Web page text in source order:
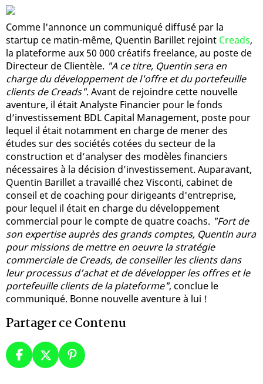
Comme l'annonce un communiqué diffusé par la
startup ce matin-même, Quentin Barillet rejoint Creads,
la plateforme aux 50 000 créatifs freelance, au poste de
Directeur de Clientèle. "A ce titre, Quentin sera en
charge du développement de l'offre et du portefeuille
clients de Creads". Avant de rejoindre cette nouvelle
aventure, il était Analyste Financier pour le fonds
d’investissement BDL Capital Management, poste pour
lequel il était notamment en charge de mener des
études sur des sociétés cotées du secteur de la
construction et d’analyser des modèles financiers
nécessaires à la décision d’investissement. Auparavant,
Quentin Barillet a travaillé chez Visconti, cabinet de
conseil et de coaching pour dirigeants d'entreprise,
pour lequel il était en charge du développement
commercial pour le compte de quatre coachs. "Fort de
son expertise auprès des grands comptes, Quentin aura
pour missions de mettre en oeuvre la stratégie
commerciale de Creads, de conseiller les clients dans
leur processus d’achat et de développer les offres et le
portefeuille clients de la plateforme", conclue le
communiqué. Bonne nouvelle aventure à lui !
Partager ce Contenu